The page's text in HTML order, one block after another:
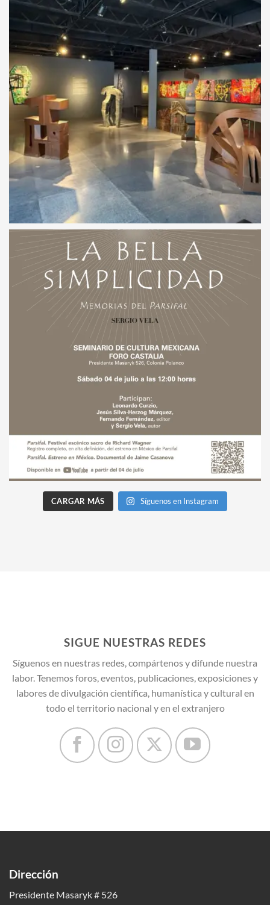
CARGAR MÁS Síguenos en Instagram
SIGUE NUESTRAS REDES
Síguenos en nuestras redes, compártenos y difunde nuestra
labor. Tenemos foros, eventos, publicaciones, exposiciones y
labores de divulgación científica, humanística y cultural en
todo el territorio nacional y en el extranjero
Dirección
Presidente Masaryk # 526